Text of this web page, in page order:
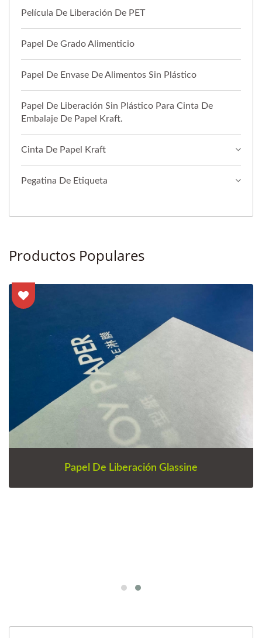
Película De Liberación De PET
Papel De Grado Alimenticio
Papel De Envase De Alimentos Sin Plástico
Papel De Liberación Sin Plástico Para Cinta De
Embalaje De Papel Kraft.
Cinta De Papel Kraft
Pegatina De Etiqueta
Productos Populares
Papel De Liberación Glassine